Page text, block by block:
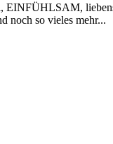
EINFÜHLSAM,
so vieles mehr...